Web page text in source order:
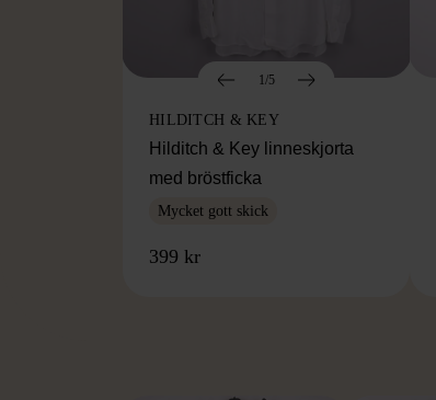
1/5
HILDITCH & KEY
Hilditch & Key linneskjorta
med bröstficka
Mycket gott skick
399 kr